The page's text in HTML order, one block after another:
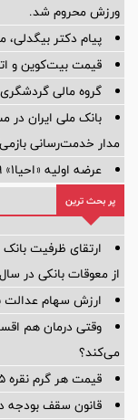
ورزش محروم شد.
پیام دکتر
قیمت بیت‌کوین و اتریوم
گروه مالی
بانک ملی ایران
مدار خدمت‌رسانی
عرضه اولیه «احیا۱» ۱۹ مرداد در فرابورس
پر بحث ترین
از معوقات بانکی در سال ۱۴۰۴
ارزش سهام عدالت برای
وقتی درمان هم
می‌کند؟
قیمت هر گرم نقره ۹۲۵ عیار در سال ۱۴۰۵
قانون سقف بودجه